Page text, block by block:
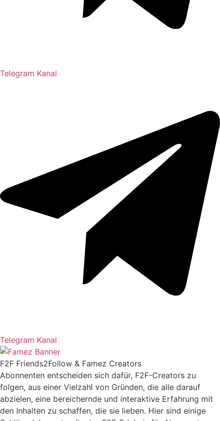
Telegram Kanal
Telegram Kanal
F2F Friends2Follow & Famez Creators
Abonnenten entscheiden sich dafür, F2F-Creators zu
folgen, aus einer Vielzahl von Gründen, die alle darauf
abzielen, eine bereichernde und interaktive Erfahrung mit
den Inhalten zu schaffen, die sie lieben. Hier sind einige